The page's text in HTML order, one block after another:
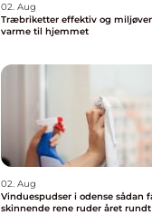
02. Aug
Træbriketter effektiv og miljøvenlig
varme til hjemmet
02. Aug
Vinduespudser i odense sådan får du
skinnende rene ruder året rundt